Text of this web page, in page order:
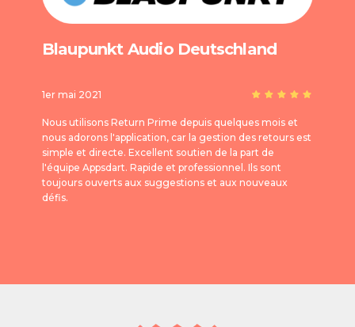
Blaupunkt Audio Deutschland
1er mai 2021
Nous utilisons Return Prime depuis quelques mois et
nous adorons l'application, car la gestion des retours est
simple et directe. Excellent soutien de la part de
l'équipe Appsdart. Rapide et professionnel. Ils sont
toujours ouverts aux suggestions et aux nouveaux
défis.